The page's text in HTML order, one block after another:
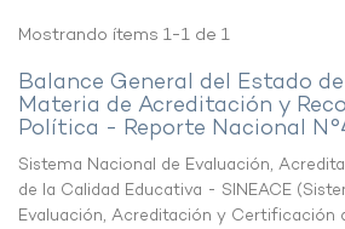
Mostrando ítems 1-1 de 1
Balance General del Estado
Materia de Acreditación y
Política - Reporte Nacional
Sistema Nacional de Evaluación,
de la Calidad Educativa - SINEACE (
Evaluación, Acreditación y Certificación